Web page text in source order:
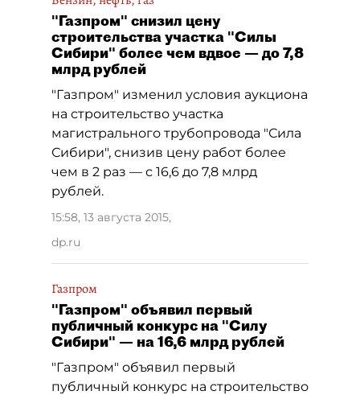
"Газпром" снизил цену
строительства участка "Силы
Сибири" более чем вдвое — до 7,8
млрд рублей
"Газпром" изменил условия аукциона
на строительство участка
магистрального трубопровода "Сила
Сибири", снизив цену работ более
чем в 2 раз — с 16,6 до 7,8 млрд
рублей.
15:58, 13 августа 2015,
dp.ru
Газпром
"Газпром" объявил первый
публичный конкурс на "Силу
Сибири" — на 16,6 млрд рублей
"Газпром" объявил первый
публичный конкурс на строительство